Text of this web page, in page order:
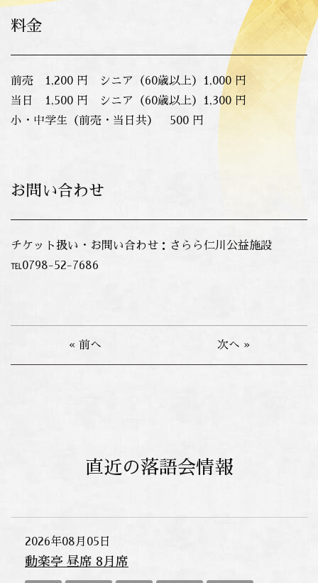
料金
前売 1,200 円 シニア（60歳以上）1,000 円
当日 1,500 円 シニア（60歳以上）1,300 円
小・中学生（前売・当日共） 500 円
お問い合わせ
チケット扱い・お問い合わせ：さらら仁川公益施設
℡0798-52-7686
« 前へ 次へ »
直近の落語会情報
2026年08月05日
動楽亭 昼席 8月席